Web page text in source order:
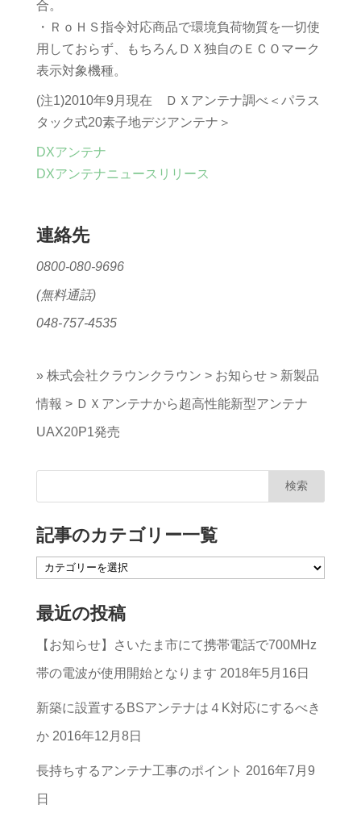
合。
・ＲｏＨＳ指令対応商品で環境負荷物質を一切使
用しておらず、もちろんＤＸ独自のＥＣＯマーク
表示対象機種。
(注1)2010年9月現在 ＤＸアンテナ調べ＜パラス
タック式20素子地デジアンテナ＞
DXアンテナ
DXアンテナニュースリリース
連絡先
0800-080-9696
(無料通話)
048-757-4535
» 株式会社クラウンクラウン > お知らせ> 新製品
情報 > ＤＸアンテナから超高性能新型アンテナ
UAX20P1発売
記事のカテゴリー一覧
記
の
カ
テ
ゴ
リ
ー
一
最近の投稿
【お知らせ】さいたま市にて携帯電話で700MHz
帯の電波が使用開始となります 2018年5月16日
新築に設置するBSアンテナは４K対応にするべき
か 2016年12月8日
長持ちするアンテナ工事のポイント 2016年7月9
日